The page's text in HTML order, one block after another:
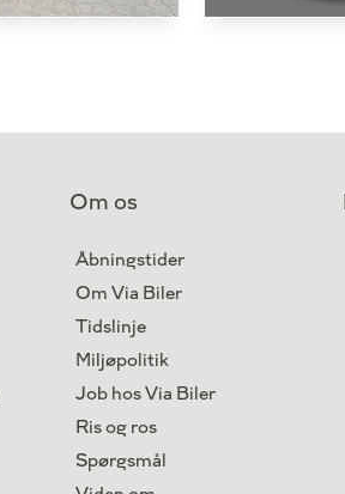
244.800kr.
Om os
Åbningstider
Om Via Biler
Tidslinje
Miljøpolitik
Job hos Via Biler
Ris og ros
Spørgsmål